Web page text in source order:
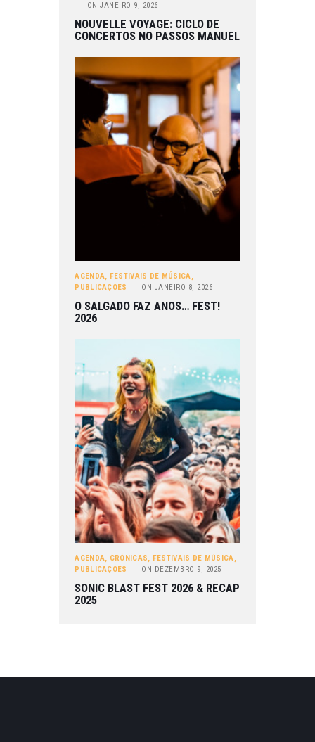
ON JANEIRO 9, 2026
NOUVELLE VOYAGE: CICLO DE
CONCERTOS NO PASSOS MANUEL
AGENDA, FESTIVAIS DE MÚSICA,
PUBLICAÇÕES
ON JANEIRO 8, 2026
O SALGADO FAZ ANOS… FEST!
2026
AGENDA, CRÓNICAS, FESTIVAIS DE MÚSICA,
PUBLICAÇÕES
ON DEZEMBRO 9, 2025
SONIC BLAST FEST 2026 & RECAP
2025